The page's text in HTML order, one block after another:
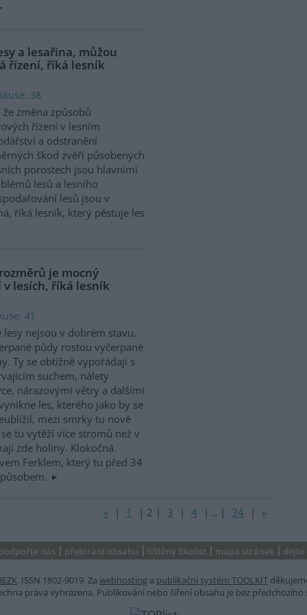
a lesařina, můžou
řízení, říká lesník
38
že změna způsobů
řízení v lesním
a odstranění
škod zvěří působených
porostech jsou hlavními
lesů a lesního
lesů jsou v
říká lesník, který pěstuje les
je mocný
lesích, říká lesník
41
lesy nejsou v dobrém stavu.
půdy rostou vyčerpané
Ty se obtížně vypořádají s
suchem, nálety
nárazovými větry a dalšími
les, kterého jako by se
mezi smrky tu nově
tu vytěží více stromů než v
zde holiny. Klokočná.
Ferklem, který tu před 34
« | 1 | 2 | 3 | 4 | .. | 34 | »
podpořte nás přebírání obsahu tištěný Ekolist mapa stránek dejte
. ISSN 1802-9019. Za webhosting a publikační systém TOOLKIT
práva vyhrazena. Publikování nebo šíření obsahu je bez